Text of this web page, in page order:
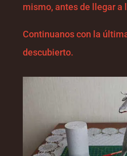
mismo, antes de llegar a
Continuanos con la
descubierto.